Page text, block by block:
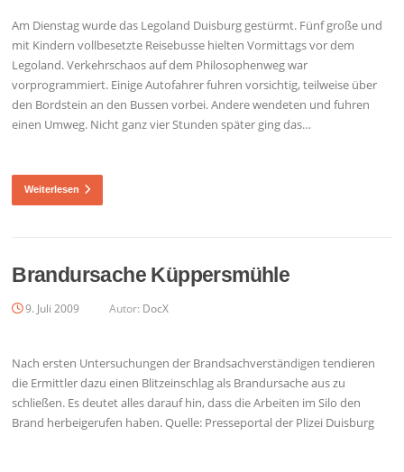
Am Dienstag wurde das Legoland Duisburg gestürmt. Fünf große und
mit Kindern vollbesetzte Reisebusse hielten Vormittags vor dem
Legoland. Verkehrschaos auf dem Philosophenweg war
vorprogrammiert. Einige Autofahrer fuhren vorsichtig, teilweise über
den Bordstein an den Bussen vorbei. Andere wendeten und fuhren
einen Umweg. Nicht ganz vier Stunden später ging das…
Weiterlesen
Brandursache Küppersmühle
9. Juli 2009 Autor: DocX
Nach ersten Untersuchungen der Brandsachverständigen tendieren
die Ermittler dazu einen Blitzeinschlag als Brandursache aus zu
schließen. Es deutet alles darauf hin, dass die Arbeiten im Silo den
Brand herbeigerufen haben. Quelle: Presseportal der Plizei Duisburg